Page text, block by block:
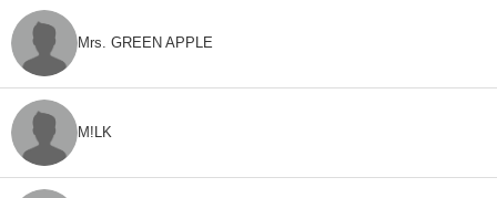
Mrs. GREEN APPLE
M!LK